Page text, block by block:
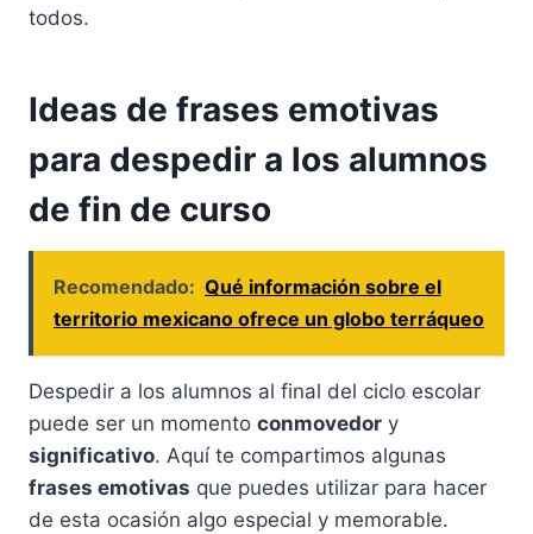
todos.
Ideas de frases emotivas
para despedir a los alumnos
de fin de curso
Recomendado: Qué información sobre el
territorio mexicano ofrece un globo terráqueo
Despedir a los alumnos al final del ciclo escolar
puede ser un momento conmovedor y
significativo. Aquí te compartimos algunas
frases emotivas que puedes utilizar para hacer
de esta ocasión algo especial y memorable.